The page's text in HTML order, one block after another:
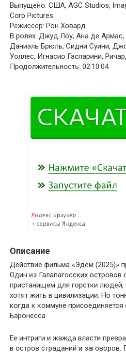
Выпущено: США, AGC Studios,
Corp Pictures
Режиссер: Рон Ховард
В ролях: Джуд Лоу, Ана де Армас,
Даниэль Брюль, Сидни Суини,
Уоллес, Игнасио Гаспарини,
Продолжительность: 02:10:04
Описание
Действие фильма «Эдем (2025)»
Один из Галапагосских островов
пристанищем для горстки
хотят жить в цивилизации. Но
когда к коммуне присоединяется
Баронесса.
Ее интриги и жажда власти
в остров страданий и заговоров.